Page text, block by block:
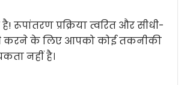
रूपांतरण प्रक्रिया त्वरित और सीधी-
करने के लिए आपको कोई तकनीकी
नहीं है।